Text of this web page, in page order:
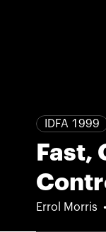
IDFA 1999
Fast,
Errol Morris